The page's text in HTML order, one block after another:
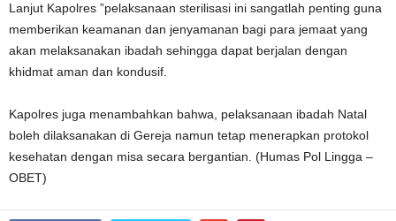
Lanjut Kapolres ”pelaksanaan sterilisasi ini sangatlah penting guna
memberikan keamanan dan jenyamanan bagi para jemaat yang
akan melaksanakan ibadah sehingga dapat berjalan dengan
khidmat aman dan kondusif.
Kapolres juga menambahkan bahwa, pelaksanaan ibadah Natal
boleh dilaksanakan di Gereja namun tetap menerapkan protokol
kesehatan dengan misa secara bergantian. (Humas Pol Lingga –
OBET)